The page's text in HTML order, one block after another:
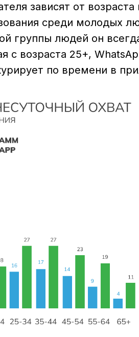
зависят от
среди молодых
группы людей он
с возраста 25+,
по времени в